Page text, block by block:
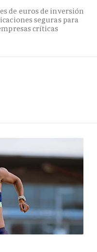
de euros de inversión
seguras para
críticas